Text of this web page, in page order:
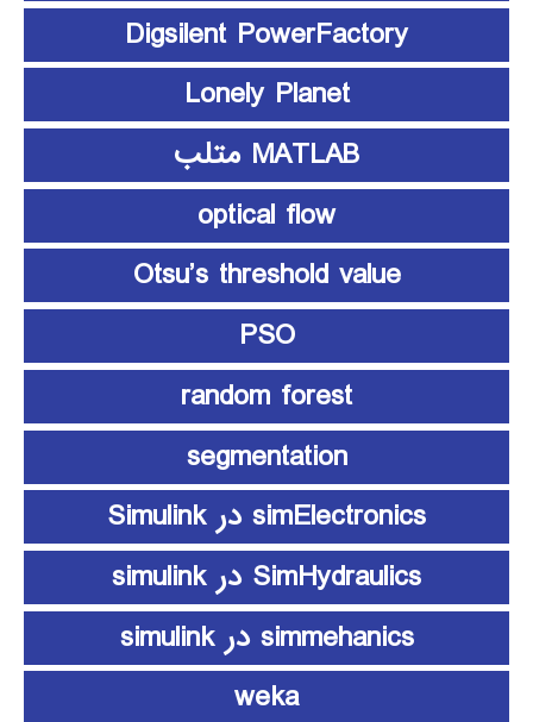
Digsilent PowerFactory
Lonely Planet
MATLAB متلب
optical flow
Otsu’s threshold value
PSO
random forest
segmentation
simElectronics در Simulink
SimHydraulics در simulink
simmehanics در simulink
weka